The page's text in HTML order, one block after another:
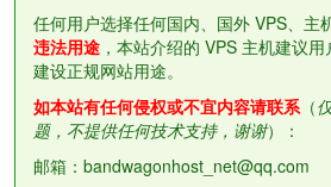
任何用户选择任何国内、国外 VPS、主
违法用途 ，本站介绍的 VPS 主机建议用
建设正规网站用途。
如本站有任何侵权或不宜内容请联系（
题，不提供任何技术支持，谢谢）：
邮箱：bandwagonhost_net@qq.com